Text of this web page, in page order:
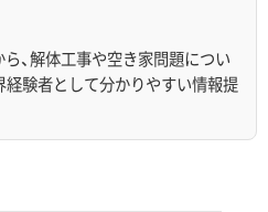
、解体工事や空き家問題につい
経験者として分かりやすい情報提